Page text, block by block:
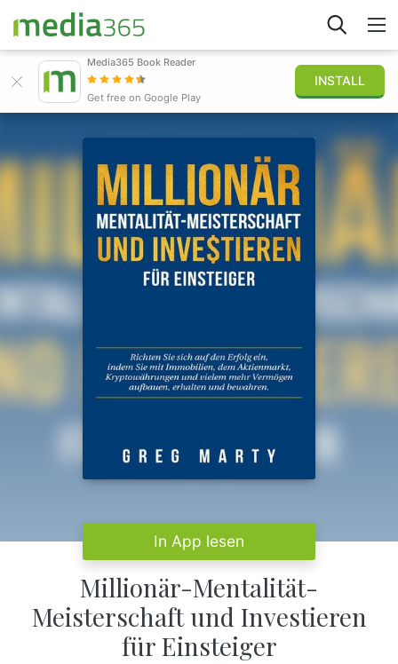
Anmelden
Veröffentlichen
Media365 Book Reader
Get free on Google Play
INSTALL
In App lesen
Millionär-Mentalität-
Meisterschaft und Investieren
für Einsteiger